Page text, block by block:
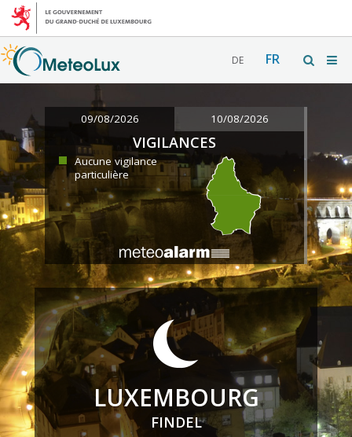
DE FR
09/08/2026 10/08/2026
VIGILANCES
Aucune vigilance
particulière
LUXEMBOURG
FINDEL